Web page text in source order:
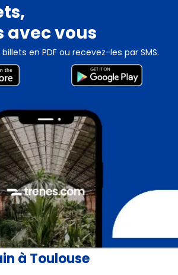
avec vous
en PDF ou recevez-les par SMS.
à Toulouse